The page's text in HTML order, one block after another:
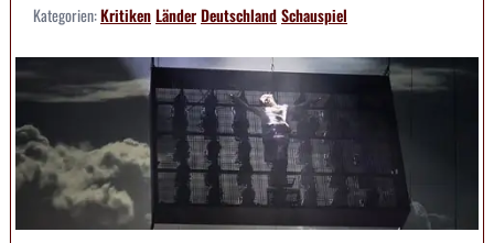
Kategorien:KritikenLänderDeutschlandSchauspiel